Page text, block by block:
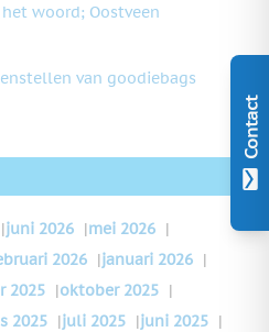
Contact
woord; Oostveen
van goodiebags
|juni 2026 |mei 2026 |
2026 |januari 2026 |
2025 |oktober 2025 |
2025 |juli 2025 |juni 2025 |